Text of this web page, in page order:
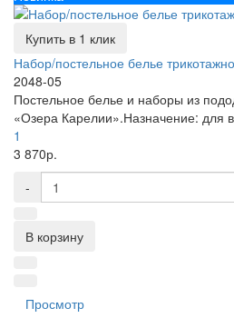
Купить в 1 клик
Набор/постельное белье
2048-05
Постельное белье и наборы из
«Озера Карелии».Назначение: для
1
3 870р.
-
В корзину
Просмотр